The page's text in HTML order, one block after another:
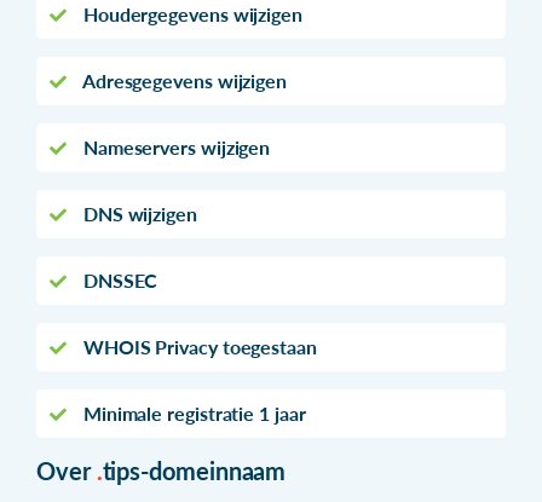
Houdergegevens wijzigen
Adresgegevens wijzigen
Nameservers wijzigen
DNS wijzigen
DNSSEC
WHOIS Privacy toegestaan
Minimale registratie 1 jaar
Over .tips-domeinnaam